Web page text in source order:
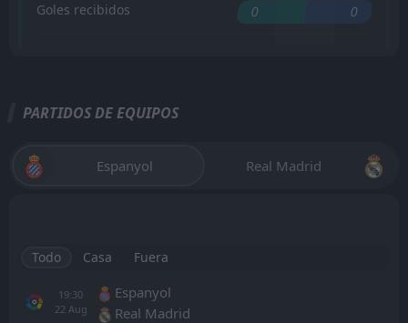
Goles recibidos 0 0
PARTIDOS DE EQUIPOS
Espanyol Real Madrid
Todo Casa Fuera
19:30
22 Aug
Espanyol
Real Madrid